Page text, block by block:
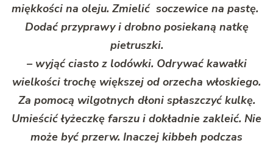
miękkości na oleju. Zmielić soczewice na pastę.
Dodać przyprawy i drobno posiekaną natkę
pietruszki.
– wyjąć ciasto z lodówki. Odrywać kawałki
wielkości trochę większej od orzecha włoskiego.
Za pomocą wilgotnych dłoni spłaszczyć kulkę.
Umieścić łyżeczkę farszu i dokładnie zakleić. Nie
może być przerw. Inaczej kibbeh podczas